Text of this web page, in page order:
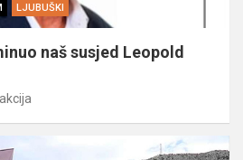
LJUBUŠKI
naš susjed Leopold